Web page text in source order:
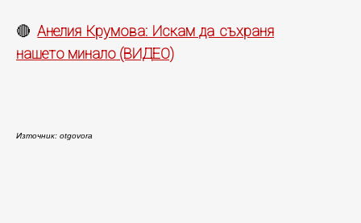
🔴Анелия Крумова: Искам да съхраня
нашето минало (ВИДЕО)
Източник: otgovora